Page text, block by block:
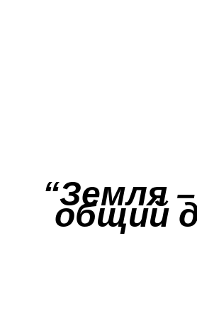
“Земля
общий